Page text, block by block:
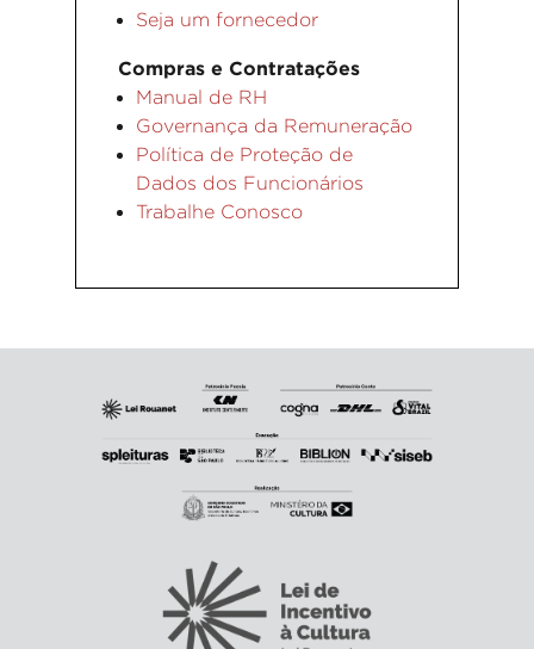
Seja um fornecedor
Compras e Contratações
Manual de RH
Governança da Remuneração
Política de Proteção de
Dados dos Funcionários
Trabalhe Conosco